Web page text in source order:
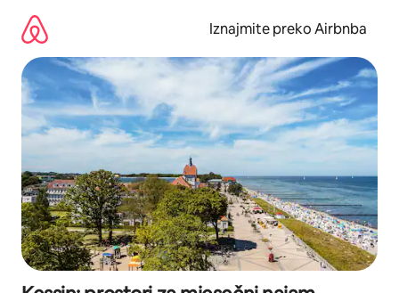
sadržaj
Iznajmite preko Airbnba